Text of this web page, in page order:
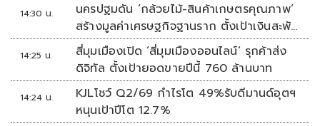
14:30 น.
นครปฐมดัน ‘กล้วยไม้-สินค้าเกษตรคุณภาพ’
สร้างมูลค่าเศรษฐกิจฐานราก ตั้งเป้าเงินสะพัด
10 ล้านบาท
14:25 น.
สี่มุมเมืองเปิด ‘สี่มุมเมืองออนไลน์’ รุกค้าส่ง
ดิจิทัล ตั้งเป้ายอดขายปีนี้ 760 ล้านบาท
14:24 น.
KJLโชว์ Q2/69 กำไรโต 49%รับดีมานด์อุตฯ
หนุนเป้าปีโต 12.7%